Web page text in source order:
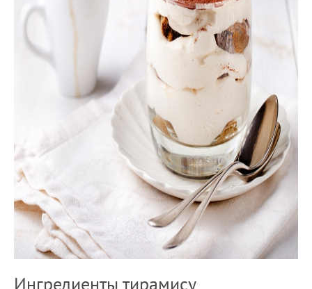
Ингредиенты тирамису